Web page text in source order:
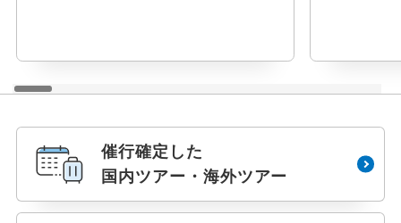
催行確定した
国内ツアー・海外ツアー